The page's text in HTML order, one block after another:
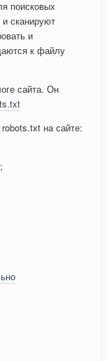
поисковых
сканируют
и
к файлу
сайта. Он
на сайте: